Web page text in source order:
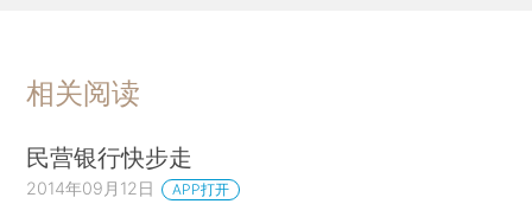
相关阅读
民营银行快步走
2014年09月12日 APP打开